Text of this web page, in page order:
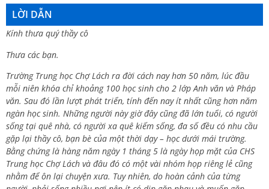
LỜI DẪN
Kính thưa quý thầy cô
Thưa các bạn.
Trường Trung học Chợ Lách ra đời cách nay hơn 50 năm, lúc đầu
mỗi niên khóa chỉ khoảng 100 học sinh cho 2 lớp Anh văn và Pháp
văn. Sau đó lần lượt phát triển, tính đến nay ít nhất cũng hơn năm
ngàn học sinh. Những người này giờ đây cũng đã lớn tuổi, có người
sống tại quê nhà, có người xa quê kiếm sống, đa số đều có nhu cầu
gặp lại thầy cô, bạn bè của một thời dạy – học dưới mái trường.
Bằng chứng là hàng năm ngày 1 tháng 5 là ngày họp mặt của CHS
Trung học Chợ Lách và đâu đó có một vài nhóm họp riêng lẻ cũng
nhằm để ôn lại chuyện xưa. Tuy nhiên, do hoàn cảnh của từng